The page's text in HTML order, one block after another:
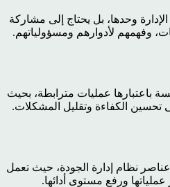
وحدها، بل يحتاج إلى مشاركة
وفهمهم لأدوارهم ومسؤولياتهم.
باعتبارها عمليات مترابطة، بحيث
تحسين الكفاءة وتقليل المشكلات.
نظام إدارة الجودة، حيث تعمل
ورفع مستوى أدائها.